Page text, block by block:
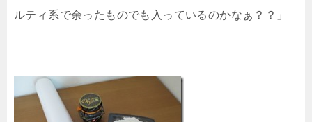
ルティ系で余ったものでも入っているのかなぁ？？」